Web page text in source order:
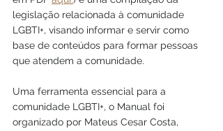
legislação relacionada à comunidade
LGBTI+, visando informar e servir como
base de conteúdos para formar pessoas
que atendem a comunidade.
Uma ferramenta essencial para a
comunidade LGBTI+, o Manual foi
organizado por Mateus Cesar Costa,